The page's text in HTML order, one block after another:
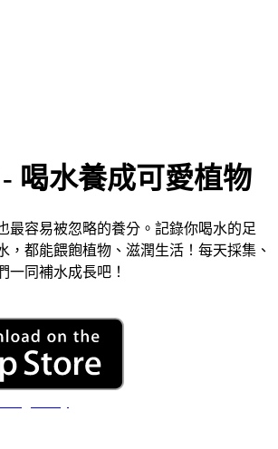
- 喝水養成可愛植物
最容易被忽略的養分。記錄你喝水的足
，都能餵飽植物、滋潤生活！每天採集、
一同補水成長吧！